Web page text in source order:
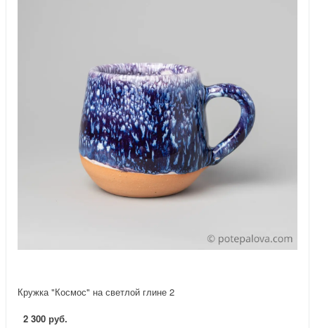
Кружка "Космос" на светлой глине 2
2 300 руб.